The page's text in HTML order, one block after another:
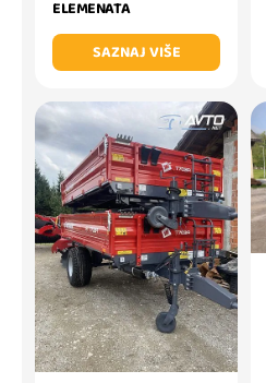
ELEMENATA
SAZNAJ VIŠE